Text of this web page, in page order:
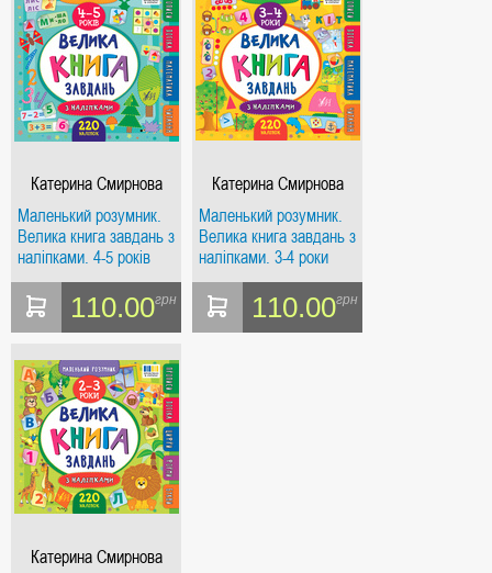
Катерина Смирнова
Маленький розумник.
Велика книга завдань з
наліпками. 4-5 років
110.00грн
Катерина Смирнова
Маленький розумник.
Велика книга завдань з
наліпками. 3-4 роки
110.00грн
Катерина Смирнова